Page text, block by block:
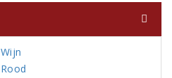
Wijn
Rood